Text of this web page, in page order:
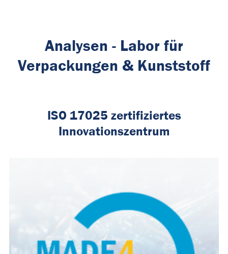
Analysen - Labor für
Verpackungen & Kunststoff
ISO 17025 zertifiziertes
Innovationszentrum